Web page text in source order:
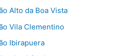
Alto da Boa Vista
Vila Clementino
Ibirapuera